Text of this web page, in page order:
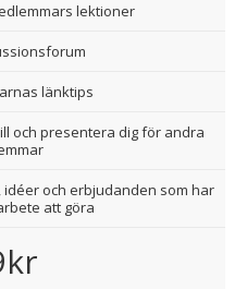
lektioner
länktips
och presentera dig för andra
och erbjudanden som har
att göra